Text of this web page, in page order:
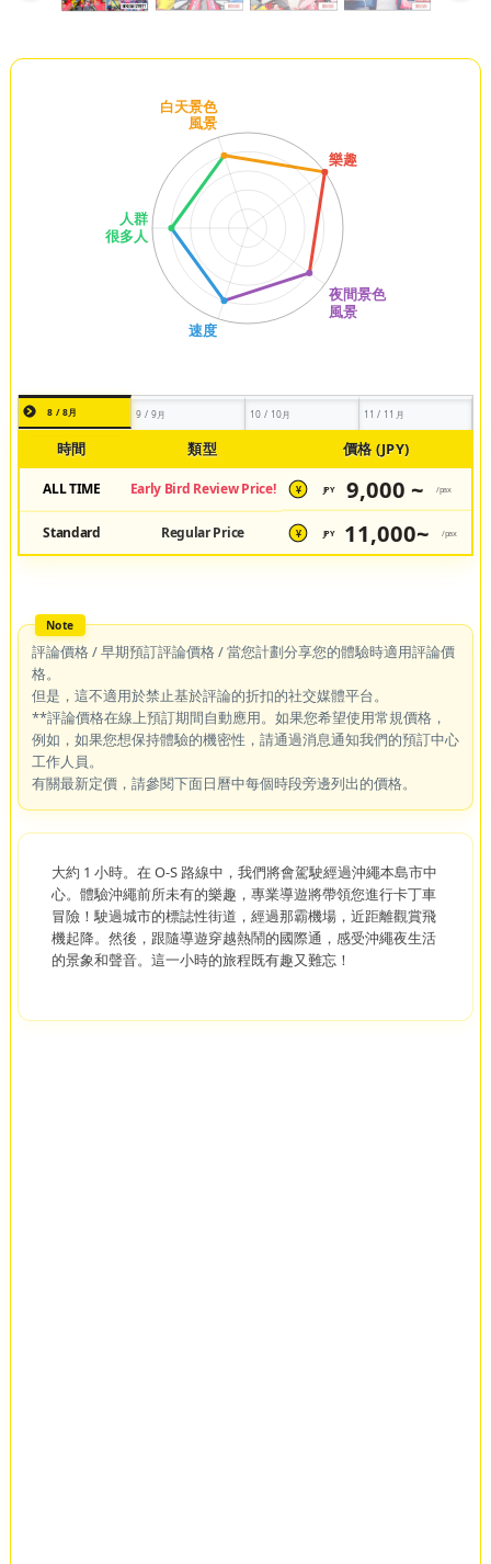
8 / 8月 9 / 9月 10 / 10月 11 / 11月
時間 類型 價格 (JPY)
ALL TIME Early Bird Review Price! ¥ JPY 9,000 ~ /pax
Standard Regular Price ¥ JPY 11,000~ /pax
評論價格 / 早期預訂評論價格 / 當您計劃分享您的體驗時適用評論價
格。
但是，這不適用於禁止基於評論的折扣的社交媒體平台。
**評論價格在線上預訂期間自動應用。如果您希望使用常規價格，
例如，如果您想保持體驗的機密性，請通過消息通知我們的預訂中心
工作人員。
有關最新定價，請參閱下面日曆中每個時段旁邊列出的價格。
大約 1 小時。在 O-S 路線中，我們將會駕駛經過沖繩本島市中
心。體驗沖繩前所未有的樂趣，專業導遊將帶領您進行卡丁車
冒險！駛過城市的標誌性街道，經過那霸機場，近距離觀賞飛
機起降。然後，跟隨導遊穿越熱鬧的國際通，感受沖繩夜生活
的景象和聲音。這一小時的旅程既有趣又難忘！